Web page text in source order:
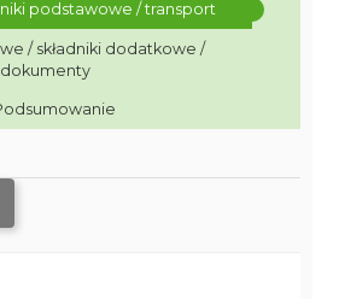
podstawowe / transport
/ składniki dodatkowe /
dokumenty